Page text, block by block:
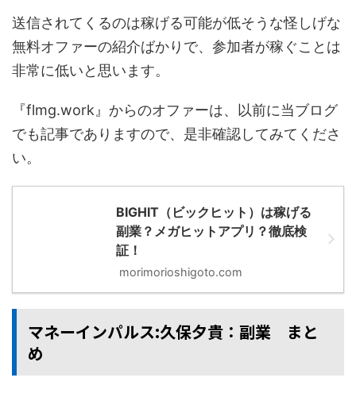
送信されてくるのは稼げる可能が低そうな怪しげな
無料オファーの紹介ばかりで、参加者が稼ぐことは
非常に低いと思います。
『flmg.work』からのオファーは、以前に当ブログ
でも記事でありますので、是非確認してみてくださ
い。
BIGHIT（ビックヒット）は稼げる
副業？メガヒットアプリ？徹底検
証！
morimorioshigoto.com
マネーインパルス:久保夕貴：副業 まと
め